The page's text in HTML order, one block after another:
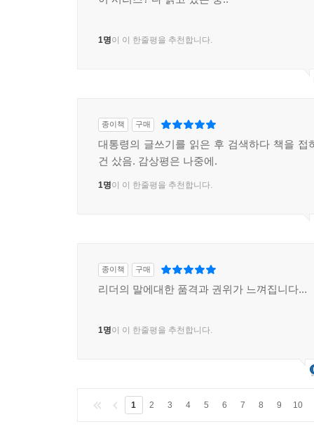
1명이 이 한줄평을 추천합니다.
종이책 구매
대통령의 글쓰기를 읽은 후 검색하다 책을 접
건 샀음. 감상평은 나중에.
1명이 이 한줄평을 추천합니다.
종이책 구매
리더의 말에대한 품격과 권위가 느껴집니다...
1명이 이 한줄평을 추천합니다.
1 2 3 4 5 6 7 8 9 10